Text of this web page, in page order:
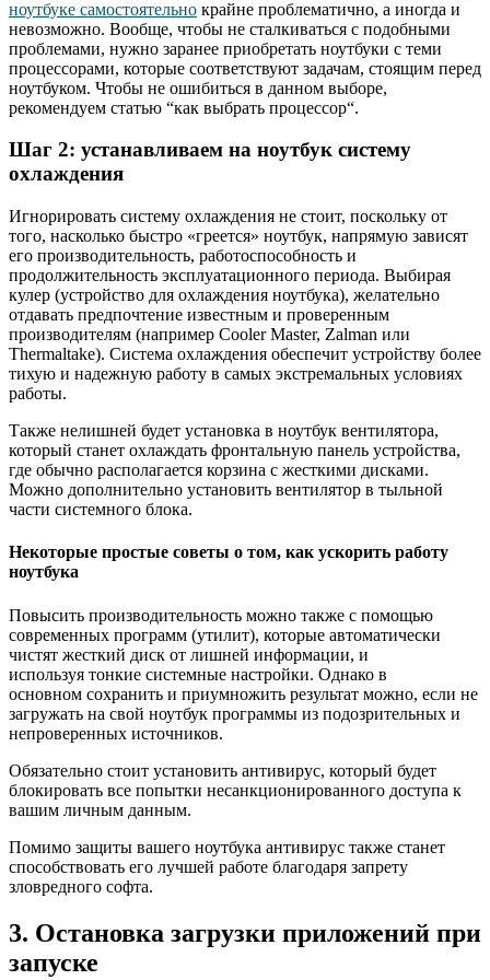
ноутбуке самостоятельно крайне проблематично, а иногда и
невозможно. Вообще, чтобы не сталкиваться с подобными
проблемами, нужно заранее приобретать ноутбуки с теми
процессорами, которые соответствуют задачам, стоящим перед
ноутбуком. Чтобы не ошибиться в данном выборе,
рекомендуем статью “как выбрать процессор“.
Шаг 2: устанавливаем на ноутбук систему
охлаждения
Игнорировать систему охлаждения не стоит, поскольку от
того, насколько быстро «греется» ноутбук, напрямую зависят
его производительность, работоспособность и
продолжительность эксплуатационного периода. Выбирая
кулер (устройство для охлаждения ноутбука), желательно
отдавать предпочтение известным и проверенным
производителям (например Cooler Master, Zalman или
Thermaltake). Система охлаждения обеспечит устройству более
тихую и надежную работу в самых экстремальных условиях
работы.
Также нелишней будет установка в ноутбук вентилятора,
который станет охлаждать фронтальную панель устройства,
где обычно располагается корзина с жесткими дисками.
Можно дополнительно установить вентилятор в тыльной
части системного блока.
Некоторые простые советы о том, как ускорить работу
ноутбука
Повысить производительность можно также с помощью
современных программ (утилит), которые автоматически
чистят жесткий диск от лишней информации, и
используя тонкие системные настройки. Однако в
основном сохранить и приумножить результат можно, если не
загружать на свой ноутбук программы из подозрительных и
непроверенных источников.
Обязательно стоит установить антивирус, который будет
блокировать все попытки несанкционированного доступа к
вашим личным данным.
Помимо защиты вашего ноутбука антивирус также станет
способствовать его лучшей работе благодаря запрету
зловредного софта.
3. Остановка загрузки приложений при
запуске